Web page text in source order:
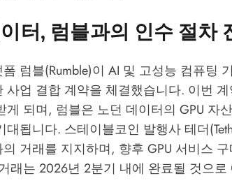
터, 럼블과의 인수 절차
럼블(Rumble)이 AI 및 고성능 컴퓨팅
사업 결합 계약을 체결했습니다. 이번
게 되며, 럼블은 노던 데이터의 GPU 자
대됩니다. 스테이블코인 발행사 테더
거래를 지지하며, 향후 GPU 서비스
래는 2026년 2분기 내에 완료될 것으로